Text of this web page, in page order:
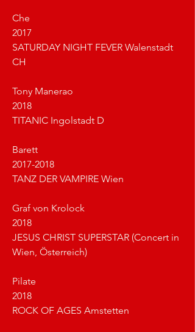
Che
2017
SATURDAY NIGHT FEVER Walenstadt
CH
Tony Manerao
2018
TITANIC Ingolstadt D
Barett
2017-2018
TANZ DER VAMPIRE Wien
Graf von Krolock
2018
JESUS CHRIST SUPERSTAR (Concert in
Wien, Österreich)
Pilate
2018
ROCK OF AGES Amstetten